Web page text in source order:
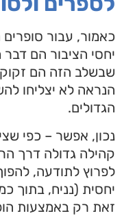
כאמור, עבור
יחסי הציבור הם
שבשלב הזה הם
הנראה לא יצליחו
הגדולים.
נכון, אפשר – כפי
קהילה גדולה דרך
לפרוץ לתודעה,
יחסית (נניח, בתוך
זאת רק באמצעות